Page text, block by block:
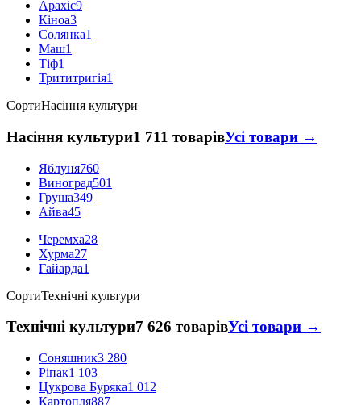
Арахіс9
Кіноа3
Солянка1
Маш1
Тіф1
Трититригія1
СортиНасіння культури
Насіння культури1 711 товарівУсі товари →
Яблуня760
Виноград501
Груша349
Айва45
Черемха28
Хурма27
Гайарда1
СортиТехнічні культури
Технічні культури7 626 товарівУсі товари →
Соняшник3 280
Ріпак1 103
Цукрова Буряка1 012
Картопля887